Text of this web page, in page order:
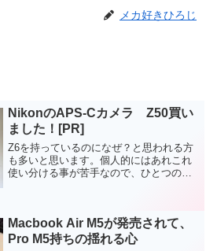
メカ好きひろじ
NikonのAPS-Cカメラ Z50買い
ました！[PR]
Z6を持っているのになぜ？と思われる方
も多いと思います。個人的にはあれこれ
使い分ける事が苦手なので、ひとつの道
度々発生していました。...
Macbook Air M5が発売されて、
Pro M5持ちの揺れる心